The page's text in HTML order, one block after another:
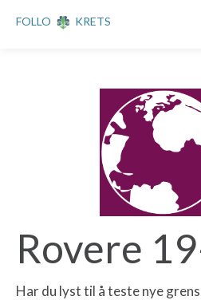
FOLLO KRETS
Rovere
Har du lyst til å teste nye